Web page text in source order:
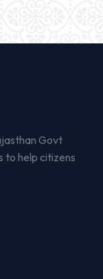
Govt
to help citizens